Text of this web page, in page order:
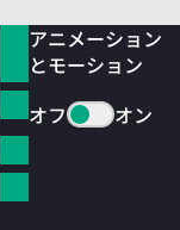
アニメーション
とモーション
オフ
オン